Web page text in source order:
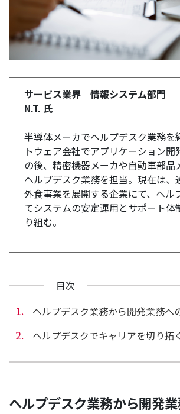
サービス業界 情報システム部門
N.T. 氏
半導体メーカでヘルプデスク業務を
トウェア会社でアプリケーション開
の後、精密機器メーカや自動車部品
ヘルプデスク業務を担当。現在は、
外食事業を展開する企業にて、ヘル
てシステムの安定運用とサポート体
り組む。
目次
ヘルプデスク業務から開発業務へ
ヘルプデスクでキャリアを切り拓
ヘルプデスク業務から開発